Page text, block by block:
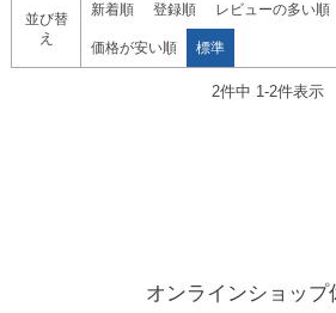
並び替
え
新着順 登録順 レビューの多い順
価格が安い順 標準
2件中 1-2件表示
オンラインショップ